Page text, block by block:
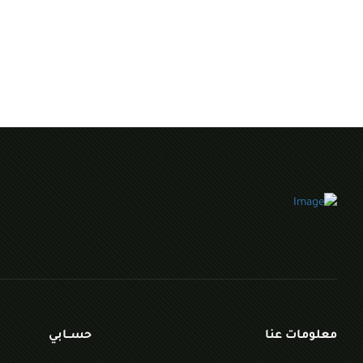
معلومات عنا حســابي